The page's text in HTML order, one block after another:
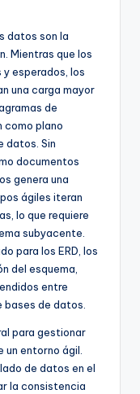
datos son la
Mientras que los
esperados, los
una carga mayor
de
como plano
datos. Sin
documentos
genera una
ágiles iteran
lo que requiere
subyacente.
para los ERD, los
del esquema,
entre
bases de datos.
para gestionar
entorno ágil.
de datos en el
la consistencia